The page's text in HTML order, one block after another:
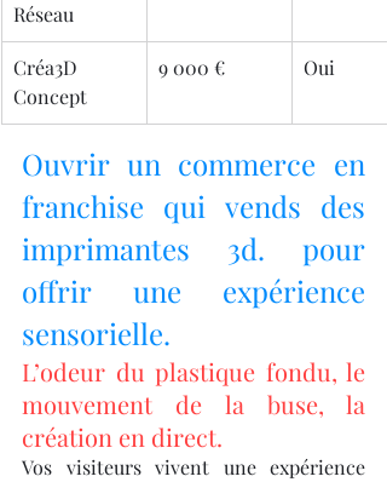
Réseau
Créa3D
Concept
9 000 € Oui
Ouvrir un commerce en
franchise qui vends des
imprimantes 3d. pour
offrir une expérience
sensorielle.
L’odeur du plastique fondu, le
mouvement de la buse, la
création en direct.
Vos visiteurs vivent une expérience